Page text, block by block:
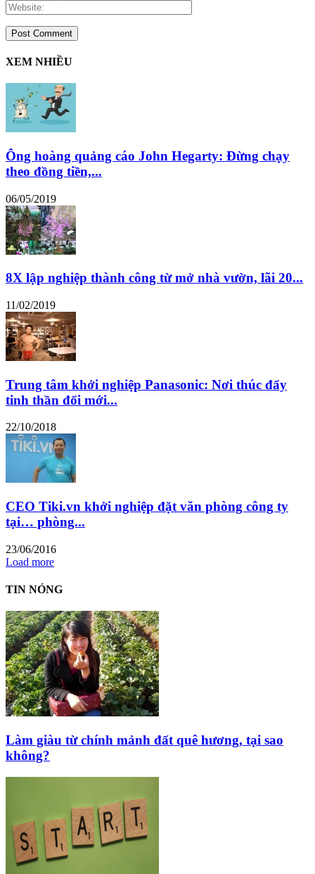
XEM NHIỀU
Ông hoàng quảng cáo John Hegarty: Đừng chạy
theo đồng tiền,...
06/05/2019
8X lập nghiệp thành công từ mở nhà vườn, lãi 20...
11/02/2019
Trung tâm khởi nghiệp Panasonic: Nơi thúc đẩy
tinh thần đổi mới...
22/10/2018
CEO Tiki.vn khởi nghiệp đặt văn phòng công ty
tại… phòng...
23/06/2016
Load more
TIN NÓNG
Làm giàu từ chính mảnh đất quê hương, tại sao
không?